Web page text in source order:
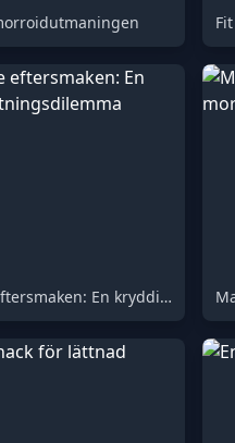
Den brännande eftersmaken: En kryddig matsmältningsdilemma